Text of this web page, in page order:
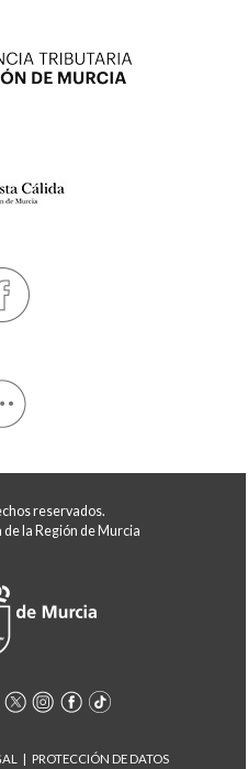
reservados.
la Región de Murcia
PROTECCIÓN DE DATOS